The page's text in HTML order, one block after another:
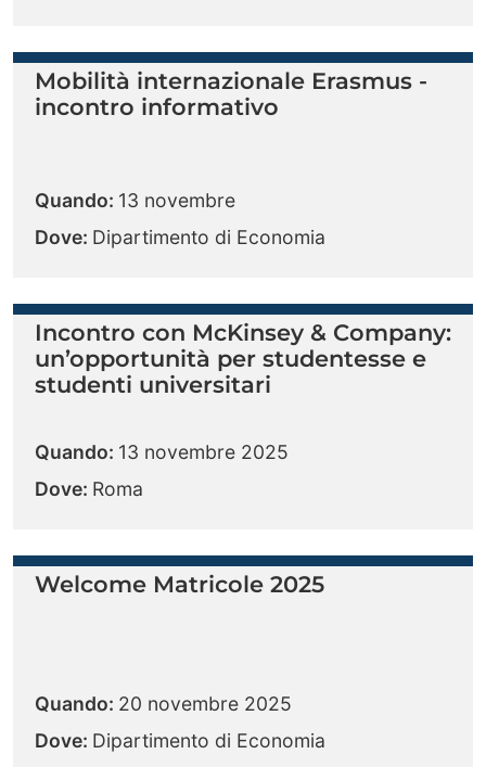
Mobilità internazionale Erasmus -
incontro informativo
Quando: 13 novembre
Dove: Dipartimento di Economia
Incontro con McKinsey & Company:
un’opportunità per studentesse e
studenti universitari
Quando: 13 novembre 2025
Dove: Roma
Welcome Matricole 2025
Quando: 20 novembre 2025
Dove: Dipartimento di Economia